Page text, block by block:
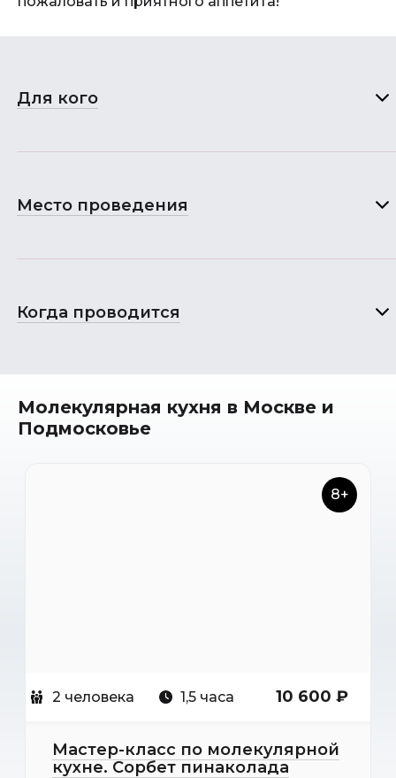
Для кого
Место проведения
Когда проводится
Молекулярная кухня в Москве и
Подмосковье
8+
2 человека 1,5 часа 10 600 ₽
Мастер-класс по молекулярной
кухне. Сорбет пинаколада